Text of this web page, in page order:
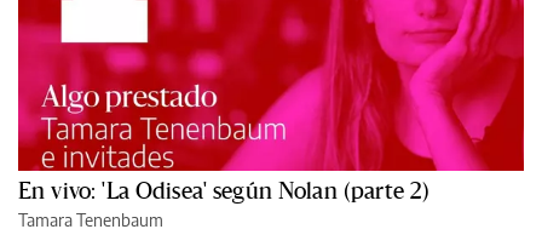
En vivo: 'La Odisea' según Nolan (parte 2)
Tamara Tenenbaum